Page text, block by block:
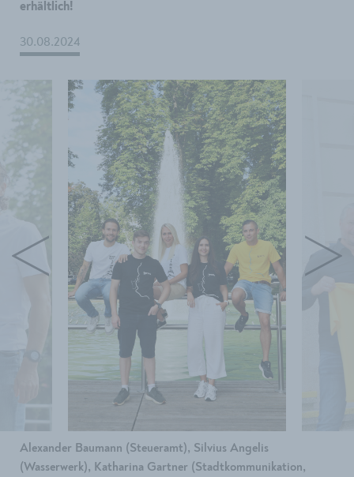
erhältlich!
30.08.2024
Alexander Baumann (Steueramt), Silvius Angelis
(Wasserwerk), Katharina Gartner (Stadtkommunikation,